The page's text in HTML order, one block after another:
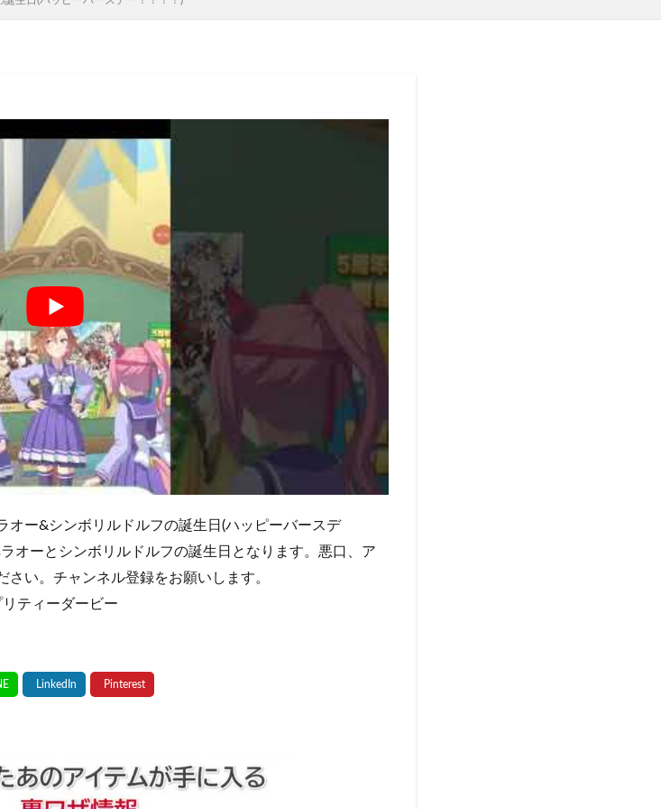
ー&シンボリルドルフの誕生日(ハッピーバースデ
オーとシンボリルドルフの誕生日となります。悪口、ア
い。チャンネル登録をお願いします。
ティーダービー